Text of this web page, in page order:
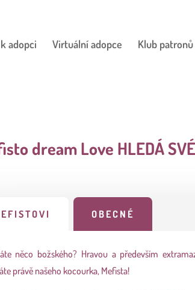
adopci Virtuální adopce Klub patronů
dream Love HLEDÁ
OBECNÉ
něco božského? Hravou a především
právě našeho kocourka, Mefista!